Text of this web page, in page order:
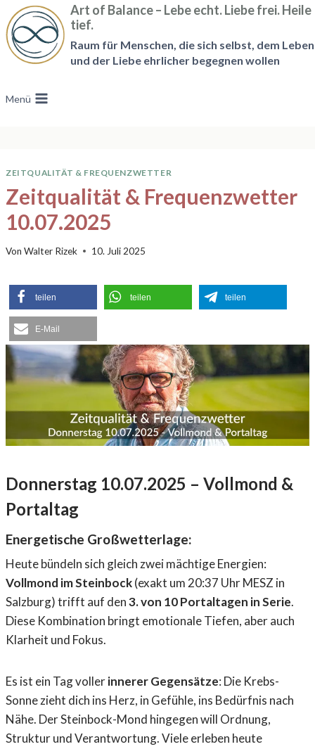
Zum
Inhalt
springen
Art of Balance – Lebe echt. Liebe frei. Heile
tief.
Raum für Menschen, die sich selbst, dem Leben
und der Liebe ehrlicher begegnen wollen
Menü
ZEITQUALITÄT & FREQUENZWETTER
Zeitqualität & Frequenzwetter
10.07.2025
Von Walter Rizek 10. Juli 2025
teilen teilen teilen
E-Mail
Donnerstag 10.07.2025 – Vollmond &
Portaltag
Energetische Großwetterlage:
Heute bündeln sich gleich zwei mächtige Energien:
Vollmond im Steinbock(exakt um 20:37 Uhr MESZ in
Salzburg) trifft auf den3. von 10 Portaltagen in Serie.
Diese Kombination bringt emotionale Tiefen, aber auch
Klarheit und Fokus.
Es ist ein Tag vollerinnerer Gegensätze: Die Krebs-
Sonne zieht dich ins Herz, in Gefühle, ins Bedürfnis nach
Nähe. Der Steinbock-Mond hingegen will Ordnung,
Struktur und Verantwortung. Viele erleben heute